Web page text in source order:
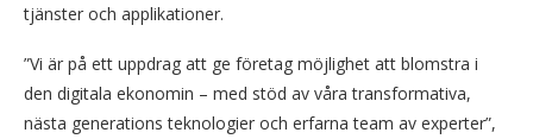
tjänster och applikationer.
”Vi är på ett uppdrag att ge företag möjlighet att blomstra i
den digitala ekonomin – med stöd av våra transformativa,
nästa generations teknologier och erfarna team av experter”,